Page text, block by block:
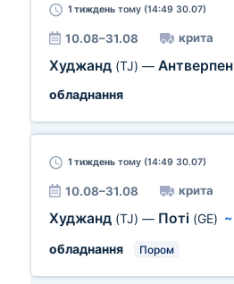
1 тиждень тому (14:49 30.07)
10.08–31.08 крита
Худжанд (TJ) — Антверпен
обладнання
1 тиждень тому (14:49 30.07)
10.08–31.08 крита
Худжанд (TJ) — Поті (GE) ~
обладнання
Пором